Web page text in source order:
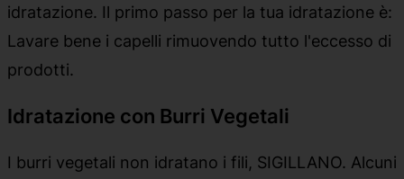
idratazione. Il primo passo per la tua idratazione è:
Lavare bene i capelli rimuovendo tutto l'eccesso di
prodotti.
Idratazione con Burri Vegetali
I burri vegetali non idratano i fili, SIGILLANO. Alcuni